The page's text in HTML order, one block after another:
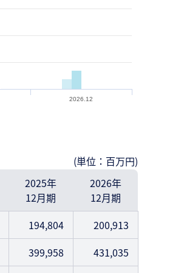
2026.12
(単位：百万円)
2025年
12月期
2026年
12月期
194,804
200,913
399,958
431,035